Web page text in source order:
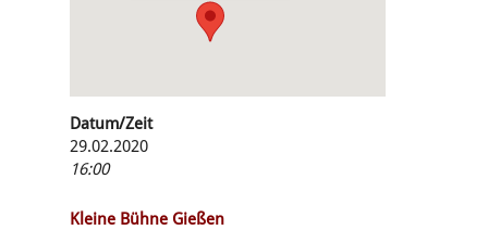
Datum/Zeit
29.02.2020
16:00
Kleine Bühne Gießen